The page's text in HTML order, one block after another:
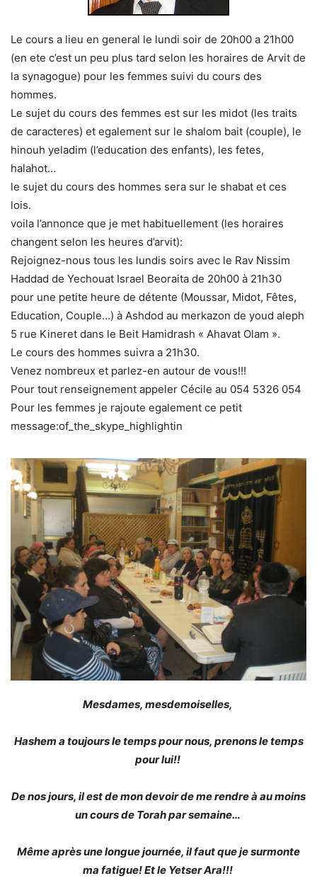
Le cours a lieu en general le lundi soir de 20h00 a 21h00
(en ete c’est un peu plus tard selon les horaires de Arvit de
la synagogue) pour les femmes suivi du cours des
hommes.
Le sujet du cours des femmes est sur les midot (les traits
de caracteres) et egalement sur le shalom bait (couple), le
hinouh yeladim (l’education des enfants), les fetes,
halahot…
le sujet du cours des hommes sera sur le shabat et ces
lois.
voila l’annonce que je met habituellement (les horaires
changent selon les heures d’arvit):
Rejoignez-nous tous les lundis soirs avec le Rav Nissim
Haddad de Yechouat Israel Beoraita de 20h00 à 21h30
pour une petite heure de détente (Moussar, Midot, Fêtes,
Education, Couple…) à Ashdod au merkazon de youd aleph
5 rue Kineret dans le Beit Hamidrash « Ahavat Olam ».
Le cours des hommes suivra a 21h30.
Venez nombreux et parlez-en autour de vous!!!
Pour tout renseignement appeler Cécile au 054 5326 054
Pour les femmes je rajoute egalement ce petit
message:of_the_skype_ highlightin
Mesdames, mesdemoiselles,
Hashem a toujours le temps pour nous, prenons le temps
pour lui!!
De nos jours, il est de mon devoir de me rendre à au moins
un cours de Torah par semaine…
Même après une longue journée, il faut que je surmonte
ma fatigue! Et le Yetser Ara!!!